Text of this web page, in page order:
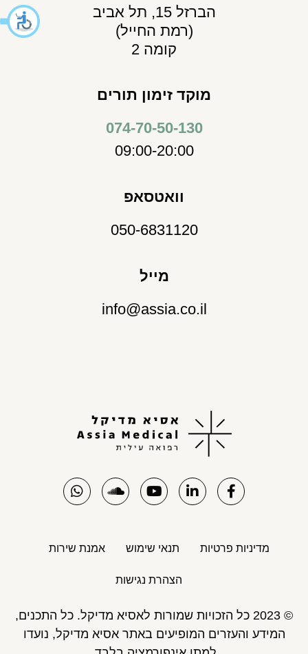
הברזל 15, תל אביב
(רמת החייל)
קומה 2
מוקד זימון תורים
074-70-50-130
09:00-20:00
וואטסאפ
050-6831120
מייל
info@assia.co.il
מדיניות פרטיות תנאי שימוש אמנת שירות
הצהרת נגישות
© 2023 כל הזכויות שמורות לאסיא מדיקל. כל התכנים,
המידע והעזרים המופיעים באתר אסיא מדיקל, נועדו